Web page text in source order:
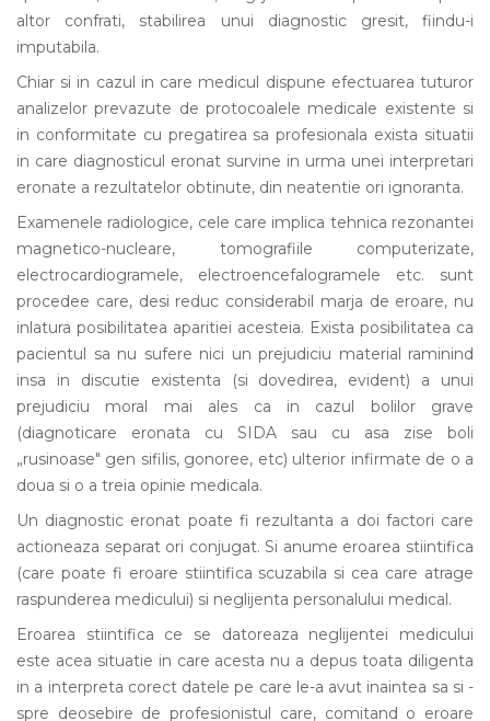
altor confrati, stabilirea unui diagnostic gresit, fiindu-i
imputabila.
Chiar si in cazul in care medicul dispune efectuarea tuturor
analizelor prevazute de protocoalele medicale existente si
in conformitate cu pregatirea sa profesionala exista situatii
in care diagnosticul eronat survine in urma unei interpretari
eronate a rezultatelor obtinute, din neatentie ori ignoranta.
Examenele radiologice, cele care implica tehnica rezonantei
magnetico-nucleare, tomografiile computerizate,
electrocardiogramele, electroencefalogramele etc. sunt
procedee care, desi reduc considerabil marja de eroare, nu
inlatura posibilitatea aparitiei acesteia. Exista posibilitatea ca
pacientul sa nu sufere nici un prejudiciu material raminind
insa in discutie existenta (si dovedirea, evident) a unui
prejudiciu moral mai ales ca in cazul bolilor grave
(diagnoticare eronata cu SIDA sau cu asa zise boli
„rusinoase" gen sifilis, gonoree, etc) ulterior infirmate de o a
doua si o a treia opinie medicala.
Un diagnostic eronat poate fi rezultanta a doi factori care
actioneaza separat ori conjugat. Si anume eroarea stiintifica
(care poate fi eroare stiintifica scuzabila si cea care atrage
raspunderea medicului) si neglijenta personalului medical.
Eroarea stiintifica ce se datoreaza neglijentei medicului
este acea situatie in care acesta nu a depus toata diligenta
in a interpreta corect datele pe care le-a avut inaintea sa si -
spre deosebire de profesionistul care, comitand o eroare